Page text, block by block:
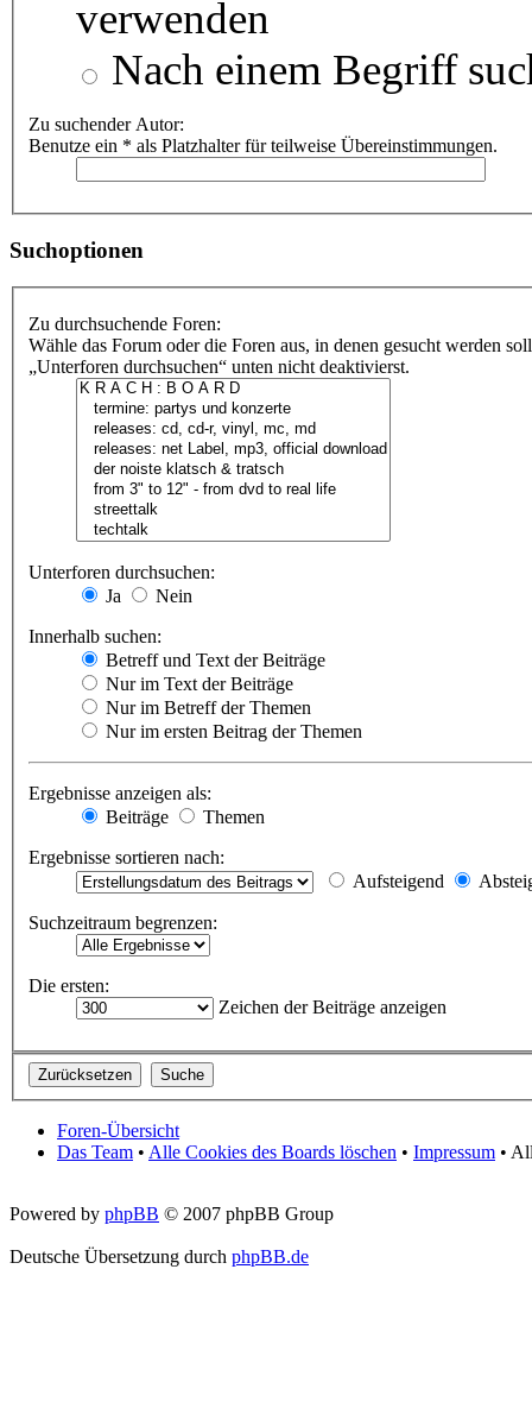
verwenden
Nach einem Begriff
Zu suchender Autor:
Benutze ein * als Platzhalter für teilweise Übereinstimmungen.
Suchoptionen
Zu durchsuchende Foren:
Wähle das Forum oder die Foren aus, in denen gesucht werden
„Unterforen durchsuchen“ unten nicht deaktivierst.
Unterforen durchsuchen:
Ja
Nein
Innerhalb suchen:
Betreff und Text der Beiträge
Nur im Text der Beiträge
Nur im Betreff der Themen
Nur im ersten Beitrag der Themen
Ergebnisse anzeigen als:
Beiträge
Themen
Ergebnisse sortieren nach:
Aufsteigend
Suchzeitraum begrenzen:
Die ersten:
Zeichen der Beiträge anzeigen
Foren-Übersicht
Das Team • Alle Cookies des Boards löschen • Impressum •
Powered by phpBB © 2007 phpBB Group
Deutsche Übersetzung durch phpBB.de